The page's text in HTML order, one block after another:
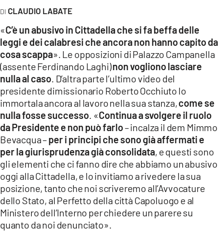
LACTV.IT
LACONAIR.IT
LACITYMAG.IT
ILREGGINO.IT
COSENZACHANNEL.IT
ILVIBONESE.IT
CATANZAROCHANNEL.IT
LACAPITALENEWS.IT
App
ANDROID
APPLE
CLAUDIO LABATE
«C’è un abusivo in Cittadella che si fa beffa delle
leggi e dei calabresi che ancora non hanno capito da
cosa scappa». Le opposizioni di Palazzo Campanella
(assente Ferdinando Laghi)non vogliono lasciare
nulla al caso . D’altra parte l’ultimo video del
presidente dimissionario Roberto Occhiuto lo
immortala ancora al lavoro nella sua stanza,come se
nulla fosse successo . «Continua a svolgere il ruolo
da Presidente e non può farlo– incalza il dem Mimmo
Bevacqua –per i principi che sono già affermati e
per la giurisprudenza già consolidata, e questi sono
gli elementi che ci fanno dire che abbiamo un abusivo
oggi alla Cittadella, e lo invitiamo a rivedere la sua
posizione, tanto che noi scriveremo all’Avvocature
dello Stato, al Perfetto della città Capoluogo e al
Ministero dell’Interno per chiedere un parere su
quanto da noi denunciato».